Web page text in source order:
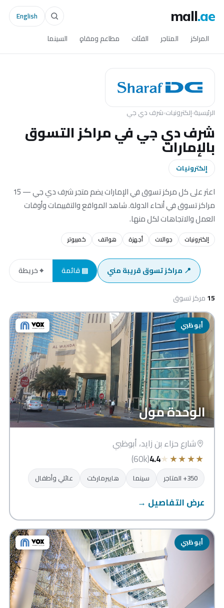
mall.ae
المراكز المتاجر الفئات مطاعم ومقاهٍ السينما
English
الرئيسية›إلكترونيات›شرف دي جي
شرف دي جي في مراكز التسوق
بالإمارات
إلكترونيات
اعثر على كل مركز تسوق في الإمارات يضم متجر شرف دي جي — 15
مراكز تسوق في أنحاء الدولة. شاهد المواقع والتقييمات وأوقات
العمل والاتجاهات لكل منها.
إلكترونيات جوالات أجهزة هواتف كمبيوتر
📍 مراكز تسوق قريبة مني ▤ قائمة ⌖ خريطة
15مركز تسوق
أبوظبي
الوحدة مول
شارع حزاء بن زايد، أبوظبي
★
★
★
★
★
4.4
(60k)
350+ المتاجر سينما هايبرماركت عائلي وأطفال
عرض التفاصيل →
أبوظبي